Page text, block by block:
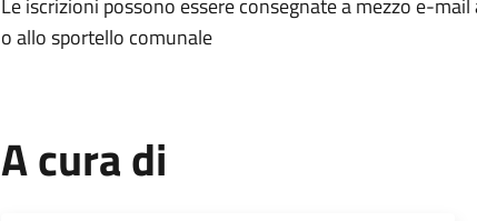
Le iscrizioni possono essere consegnate a mezzo e-
o allo sportello comunale
A cura di